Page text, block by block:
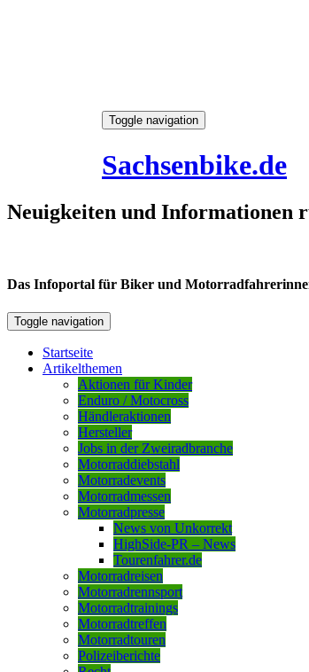
Toggle navigation
Sachsenbike.de
Neuigkeiten und Informationen
Das Infoportal für Biker und
Toggle navigation
Startseite
Artikelthemen
Aktionen für Kinder
Enduro / Motocross
Händleraktionen
Hersteller
Jobs in der Zweiradbranche
Motorraddiebstahl
Motorradevents
Motorradmessen
Motorradpresse
News von Unkorrekt
HighSide-PR – News
Tourenfahrer.de
Motorradreisen
Motorradrennsport
Motorradtrainings
Motorradtreffen
Motorradtouren
Polizeiberichte